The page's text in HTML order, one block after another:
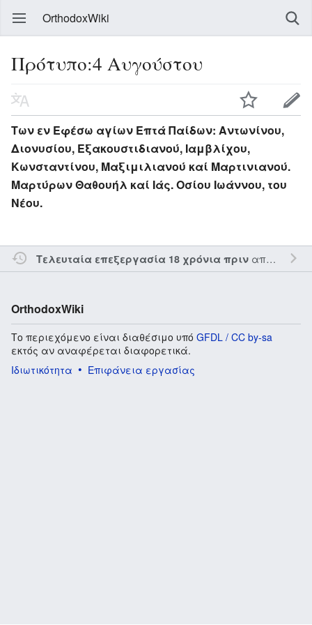
OrthodoxWiki
Πρότυπο:4 Αυγούστου
Των εν Εφέσω αγίων Επτά Παίδων: Αντωνίνου,
Διονυσίου, Εξακουστιδιανού, Ιαμβλίχου,
Κωνσταντίνου, Μαξιμιλιανού καί Μαρτινιανού.
Μαρτύρων Θαθουήλ καί Ιάς. Οσίου Ιωάννου, του
Νέου.
Τελευταία επεξεργασία 18 χρόνια πριναπό τον την
OrthodoxWiki
Το περιεχόμενο είναι διαθέσιμο υπό GFDL / CC by-sa
εκτός αν αναφέρεται διαφορετικά.
Ιδιωτικότητα
Επιφάνεια εργασίας